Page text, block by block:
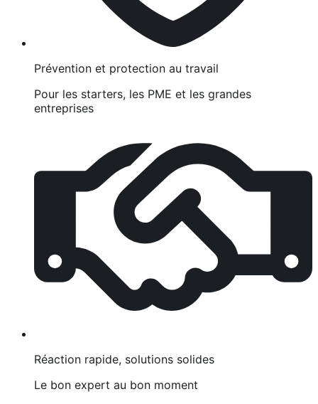
Prévention et protection au travail
Pour les starters, les PME et les grandes
entreprises
Réaction rapide, solutions solides
Le bon expert au bon moment